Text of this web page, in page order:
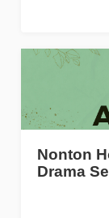
Nonton
Drama